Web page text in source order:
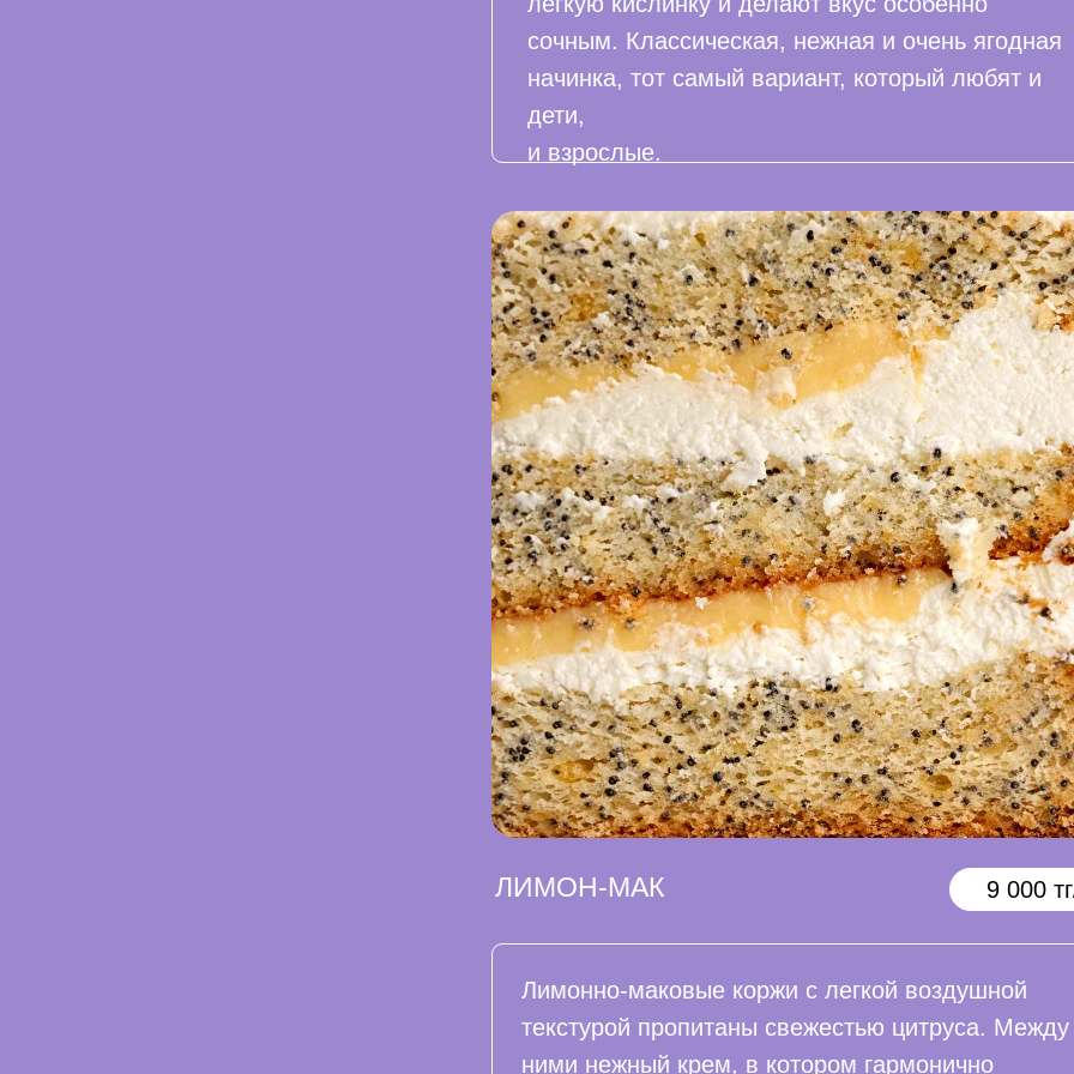
сочным. Классическая, нежная и очень ягодная
начинка, тот самый вариант, который любят и
дети,
и взрослые.
9 000
ЛИМОН-МАК
Лимонно-маковые коржи с легкой воздушной
текстурой пропитаны свежестью цитруса. Между
ними нежный крем, в котором гармонично